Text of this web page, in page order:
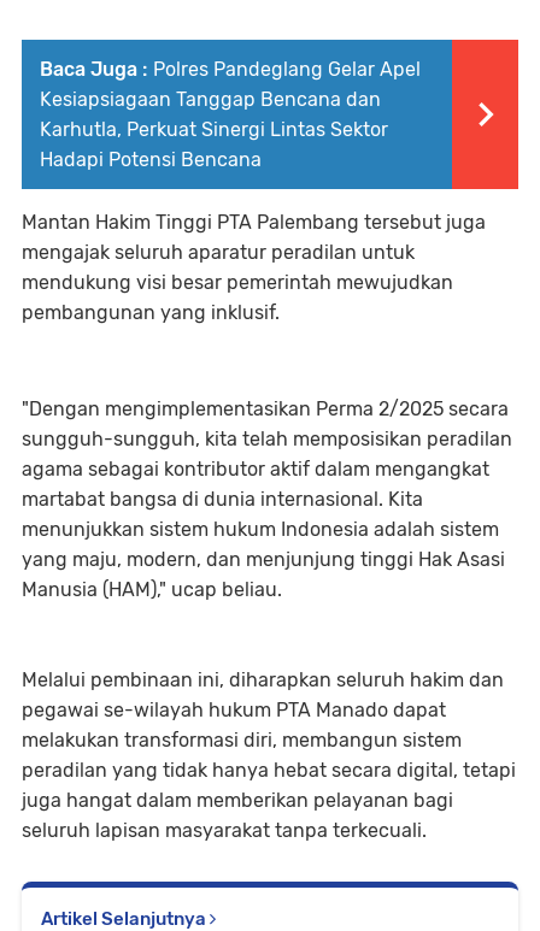
Baca Juga : Polres Pandeglang Gelar Apel
Kesiapsiagaan Tanggap Bencana dan
Karhutla, Perkuat Sinergi Lintas Sektor
Hadapi Potensi Bencana
Mantan Hakim Tinggi PTA Palembang tersebut juga
mengajak seluruh aparatur peradilan untuk
mendukung visi besar pemerintah mewujudkan
pembangunan yang inklusif.
"Dengan mengimplementasikan Perma 2/2025 secara
sungguh-sungguh, kita telah memposisikan peradilan
agama sebagai kontributor aktif dalam mengangkat
martabat bangsa di dunia internasional. Kita
menunjukkan sistem hukum Indonesia adalah sistem
yang maju, modern, dan menjunjung tinggi Hak Asasi
Manusia (HAM)," ucap beliau.
Melalui pembinaan ini, diharapkan seluruh hakim dan
pegawai se-wilayah hukum PTA Manado dapat
melakukan transformasi diri, membangun sistem
peradilan yang tidak hanya hebat secara digital, tetapi
juga hangat dalam memberikan pelayanan bagi
seluruh lapisan masyarakat tanpa terkecuali.
Artikel Selanjutnya